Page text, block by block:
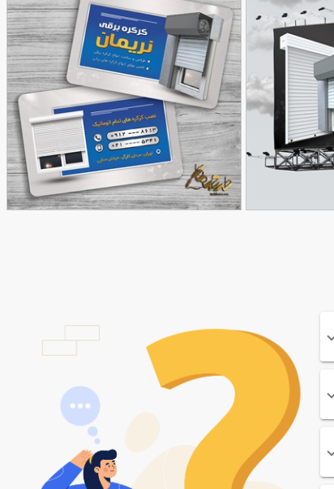
90,000
طرح کارت ویزیت کرکره برقی تومان
90,000
60